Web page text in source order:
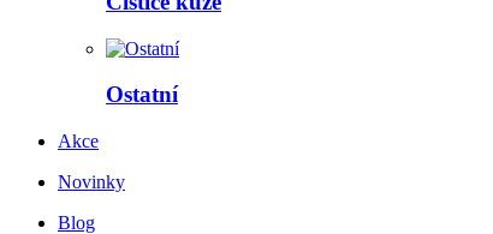
Ostatní
Akce
Novinky
Blog